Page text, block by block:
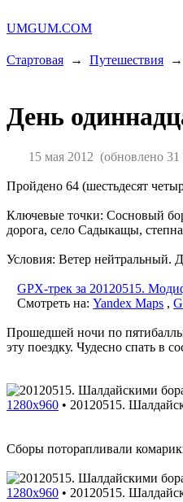
UMGUM.COM
Стартовая → Путешествия →
День
15 мая 2012 (обновлено 31
Пройдено 64 (шестьдесят
Ключевые точки: Сосновый бор
дорога, село Садыкащы,
Условия: Ветер нейтральный.
GPX-трек за 20120515.
Смотреть на:Yandex Maps ,
Прошедшей ночи по
эту поездку. Чудесно спать в
1280x960 • 20120515.
Сборы поторапливали
1280x960 • 20120515.